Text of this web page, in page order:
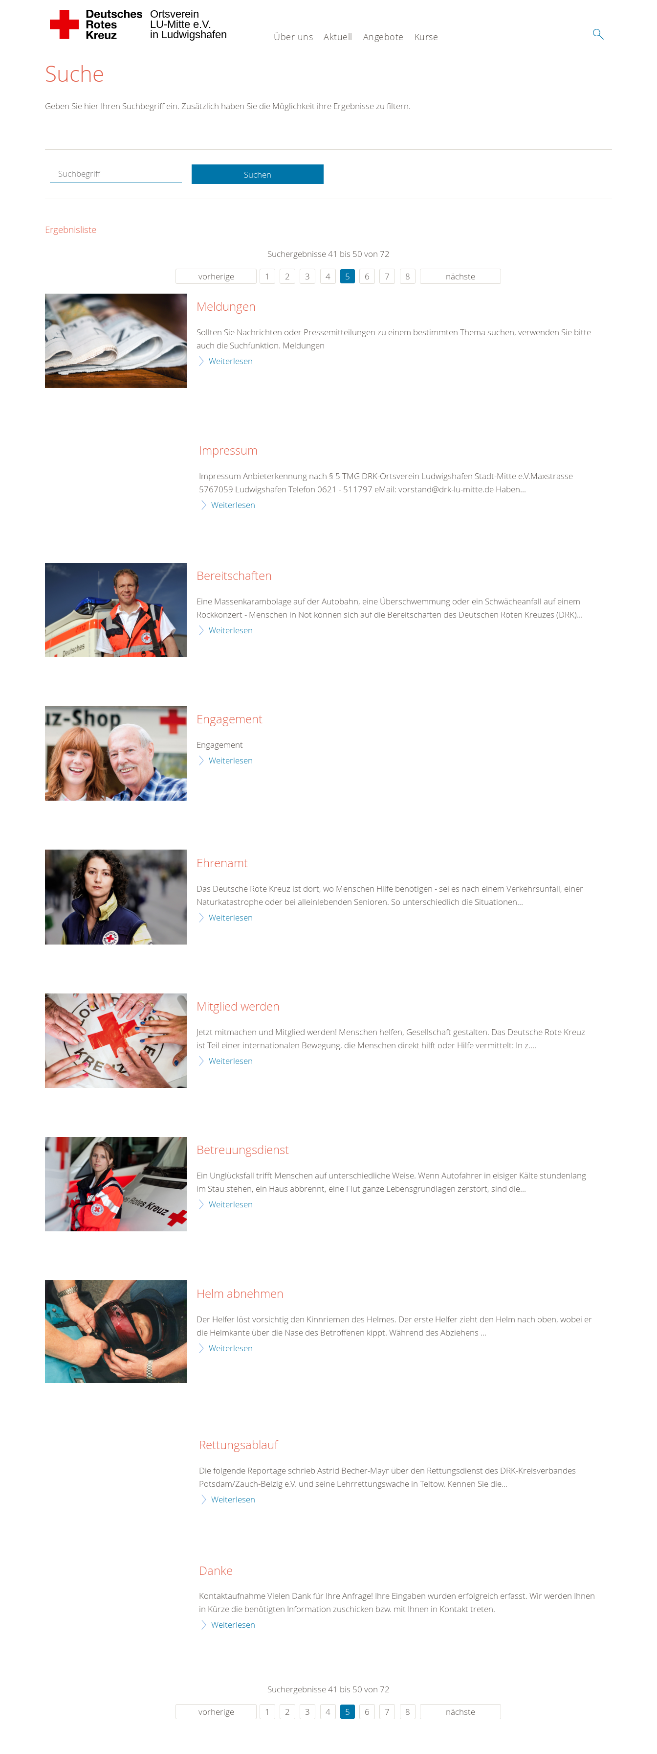
Über uns Aktuell Angebote Kurse
Ortsverein
LU-Mitte e.V.
in Ludwigshafen
Suche
Hotline.
gerne.
rund um die Uhr
Geben Sie hier Ihren Suchbegriff ein. Zusätzlich haben Sie die Möglichkeit ihre Ergebnisse zu filtern.
Suchen
Ergebnisliste
Suchergebnisse 41 bis 50 von 72
vorherige
1 2 3 4 5 6 7 8 nächste
Meldungen
Sollten Sie Nachrichten oder Pressemitteilungen zu einem bestimmten Thema suchen, verwenden Sie bitte
auch die Suchfunktion. Meldungen
Weiterlesen
Impressum
Impressum Anbieterkennung nach § 5 TMG DRK-Ortsverein Ludwigshafen Stadt-Mitte e.V.Maxstrasse
5767059 Ludwigshafen Telefon 0621 - 511797 eMail: vorstand@drk-lu-mitte.de Haben...
Weiterlesen
Bereitschaften
Eine Massenkarambolage auf der Autobahn, eine Überschwemmung oder ein Schwächeanfall auf einem
Rockkonzert - Menschen in Not können sich auf die Bereitschaften des Deutschen Roten Kreuzes (DRK)...
Weiterlesen
Engagement
Engagement
Weiterlesen
Ehrenamt
Das Deutsche Rote Kreuz ist dort, wo Menschen Hilfe benötigen - sei es nach einem Verkehrsunfall, einer
Naturkatastrophe oder bei alleinlebenden Senioren. So unterschiedlich die Situationen...
Weiterlesen
Mitglied werden
Jetzt mitmachen und Mitglied werden! Menschen helfen, Gesellschaft gestalten. Das Deutsche Rote Kreuz
ist Teil einer internationalen Bewegung, die Menschen direkt hilft oder Hilfe vermittelt: In z....
Weiterlesen
Betreuungsdienst
Ein Unglücksfall trifft Menschen auf unterschiedliche Weise. Wenn Autofahrer in eisiger Kälte stundenlang
im Stau stehen, ein Haus abbrennt, eine Flut ganze Lebensgrundlagen zerstört, sind die...
Weiterlesen
Helm abnehmen
Der Helfer löst vorsichtig den Kinnriemen des Helmes. Der erste Helfer zieht den Helm nach oben, wobei er
die Helmkante über die Nase des Betroffenen kippt. Während des Abziehens ...
Weiterlesen
Rettungsablauf
Die folgende Reportage schrieb Astrid Becher-Mayr über den Rettungsdienst des DRK-Kreisverbandes
Potsdam/Zauch-Belzig e.V. und seine Lehrrettungswache in Teltow. Kennen Sie die...
Weiterlesen
Danke
Kontaktaufnahme Vielen Dank für Ihre Anfrage! Ihre Eingaben wurden erfolgreich erfasst. Wir werden Ihnen
in Kürze die benötigten Information zuschicken bzw. mit Ihnen in Kontakt treten.
Weiterlesen
Suchergebnisse 41 bis 50 von 72
vorherige
1 2 3 4 5 6 7 8 nächste